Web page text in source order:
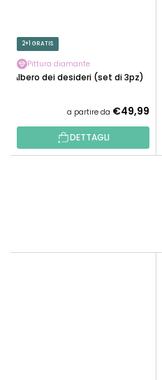
2+1 GRATIS
Pittura diamante
Albero dei desideri (set di 3pz)
a partire da €49,99
DETTAGLI